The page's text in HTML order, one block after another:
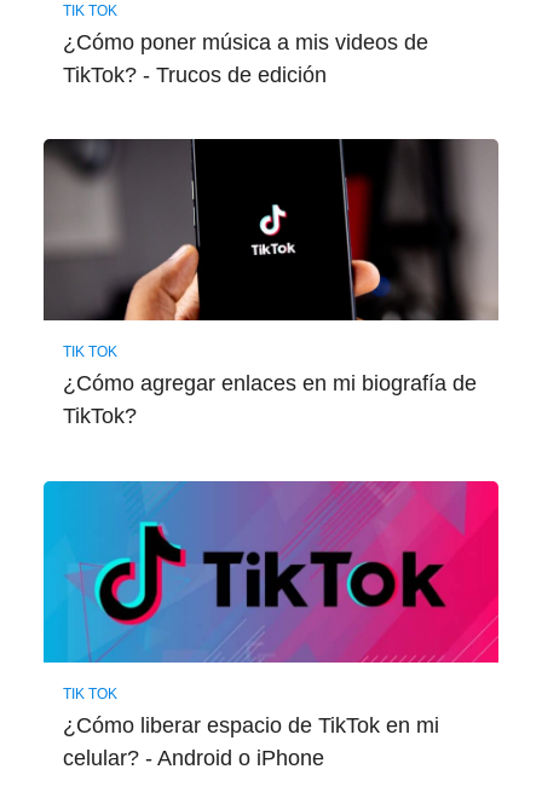
TIK TOK
¿Cómo poner música a mis videos de
TikTok? - Trucos de edición
TIK TOK
¿Cómo agregar enlaces en mi biografía de
TikTok?
TIK TOK
¿Cómo liberar espacio de TikTok en mi
celular? - Android o iPhone